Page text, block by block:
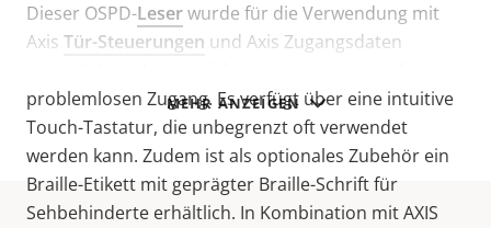
MEHR ANZEIGEN
Dieser OSPD-Leserwurde für die Verwendung mit
Axis Tür-Steuerungen und Axis Zugangsdaten
problemlosen Zugang. Es verfügt über eine intuitive
Touch-Tastatur, die unbegrenzt oft verwendet
werden kann. Zudem ist als optionales Zubehör ein
Braille-Etikett mit geprägter Braille-Schrift für
Sehbehinderte erhältlich. In Kombination mit AXIS